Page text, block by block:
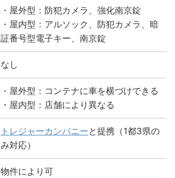
・屋外型：防犯カメラ、強化南京錠
・屋内型：アルソック、防犯カメラ、暗
証番号型電子キー、南京錠
なし
・屋外型：コンテナに車を横づけできる
・屋内型：店舗により異なる
トレジャーカンパニーと提携（1都3県の
み対応）
物件により可